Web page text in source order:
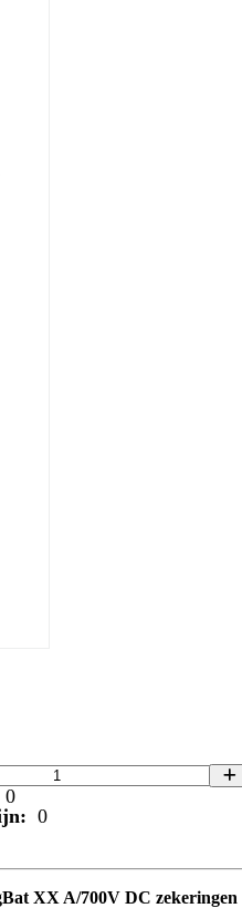
0
0
XX A/700V DC zekeringen